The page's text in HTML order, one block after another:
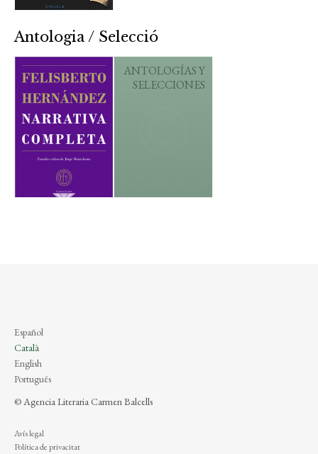
Antologia / Selecció
ANTOLOGÍAS Y
SELECCIONES
Español
Català
English
Português
© Agencia Literaria Carmen Balcells
Avís legal
Política de privacitat